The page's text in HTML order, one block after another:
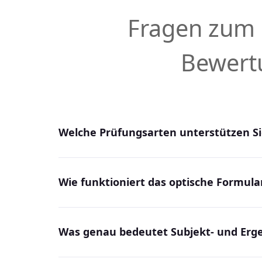
Fragen
Welche Prüfungsarten unterstützen
Wie funktioniert das optische
Was genau bedeutet Subjekt- und